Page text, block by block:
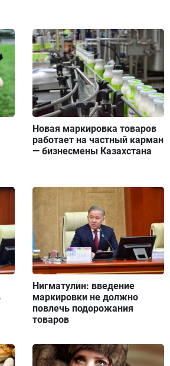
Новая маркировка товаров
работает на частный карман
— бизнесмены Казахстана
Нигматулин: введение
маркировки не должно
повлечь подорожания
товаров